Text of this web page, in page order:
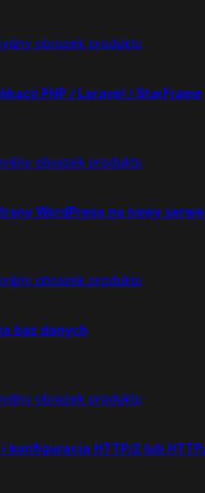
PHP / Laravel / StarFrame
WordPress na nowy
baz danych
i konfiguracja HTTP/2 lub